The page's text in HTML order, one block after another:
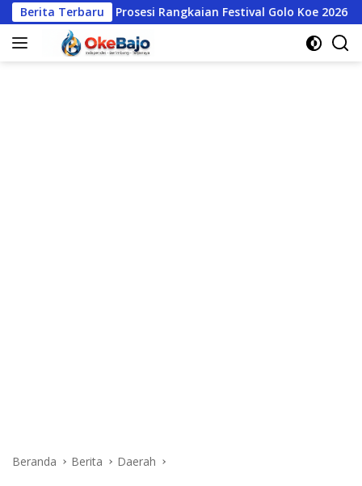
Langsung
ke
konten
Berita Terbaru
Prosesi Rangkaian Festival Golo Koe 2026 Kuasa
Beranda Berita Daerah